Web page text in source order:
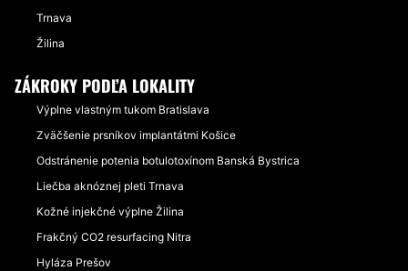
Trnava
Žilina
ZÁKROKY PODĽA LOKALITY
Výplne vlastným tukom Bratislava
Zväčšenie prsníkov implantátmi Košice
Odstránenie potenia botulotoxínom Banská Bystrica
Liečba aknóznej pleti Trnava
Kožné injekčné výplne Žilina
Frakčný CO2 resurfacing Nitra
Hyláza Prešov